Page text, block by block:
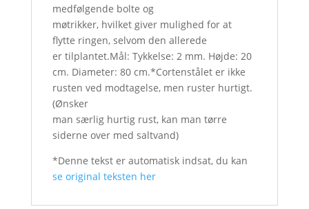
medfølgende bolte og
møtrikker, hvilket giver mulighed for at
flytte ringen, selvom den allerede
er tilplantet.Mål: Tykkelse: 2 mm. Højde: 20
cm. Diameter: 80 cm.*Cortenstålet er ikke
rusten ved modtagelse, men ruster hurtigt.
(Ønsker
man særlig hurtig rust, kan man tørre
siderne over med saltvand)
*Denne tekst er automatisk indsat, du kan
se original teksten her